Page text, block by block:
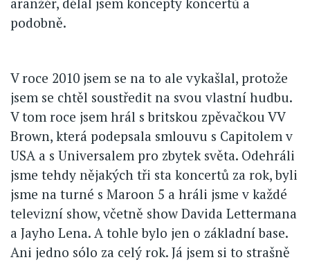
podobně.
V roce 2010 jsem se na to ale vykašlal, protože
jsem se chtěl soustředit na svou vlastní hudbu.
V tom roce jsem hrál s britskou zpěvačkou VV
Brown, která podepsala smlouvu s Capitolem v
USA a s Universalem pro zbytek světa. Odehráli
jsme tehdy nějakých tři sta koncertů za rok, byli
jsme na turné s Maroon 5 a hráli jsme v každé
televizní show, včetně show Davida Lettermana
a Jayho Lena. A tohle bylo jen o základní base.
Ani jedno sólo za celý rok. Já jsem si to strašně